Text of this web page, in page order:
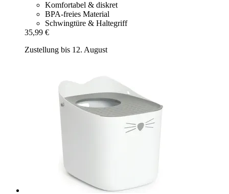
Komfortabel & diskret
BPA-freies Material
Schwingtüre & Haltegriff
35,99 €
Zustellung bis 12. August